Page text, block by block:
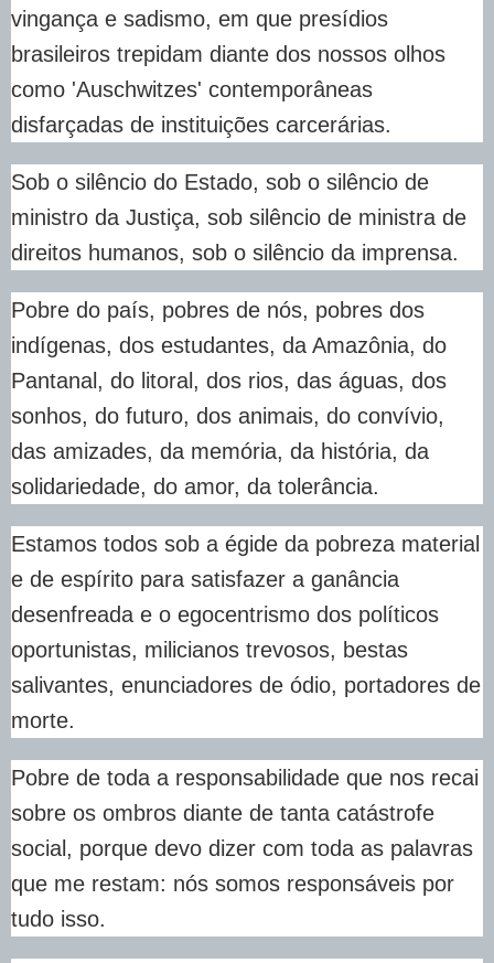
vingança e sadismo, em que presídios
brasileiros trepidam diante dos nossos olhos
como 'Auschwitzes' contemporâneas
disfarçadas de instituições carcerárias.
Sob o silêncio do Estado, sob o silêncio de
ministro da Justiça, sob silêncio de ministra de
direitos humanos, sob o silêncio da imprensa.
Pobre do país, pobres de nós, pobres dos
indígenas, dos estudantes, da Amazônia, do
Pantanal, do litoral, dos rios, das águas, dos
sonhos, do futuro, dos animais, do convívio,
das amizades, da memória, da história, da
solidariedade, do amor, da tolerância.
Estamos todos sob a égide da pobreza material
e de espírito para satisfazer a ganância
desenfreada e o egocentrismo dos políticos
oportunistas, milicianos trevosos, bestas
salivantes, enunciadores de ódio, portadores de
morte.
Pobre de toda a responsabilidade que nos recai
sobre os ombros diante de tanta catástrofe
social, porque devo dizer com toda as palavras
que me restam: nós somos responsáveis por
tudo isso.